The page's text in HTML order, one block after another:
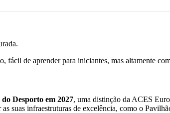
de aprender para iniciantes, mas altamente
Desporto em 2027, uma distinção da ACES
suas infraestruturas de excelência, como o